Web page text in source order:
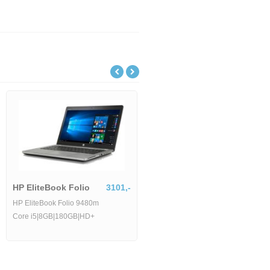
HP EliteBook Folio 3101,-
HP EliteBook Folio 9480m
Core i5|8GB|180GB|HD+